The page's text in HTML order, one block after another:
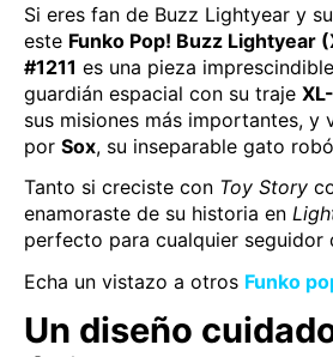
Si eres fan de Buzz Lightyear y
este Funko Pop! Buzz Lightyear
#1211 es una pieza
guardián espacial con su traje
sus misiones más importantes, y
por Sox, su inseparable gato
Tanto si creciste con Toy Story
enamoraste de su historia en
perfecto para cualquier seguidor
Echa un vistazo a otros Funko
Un diseño